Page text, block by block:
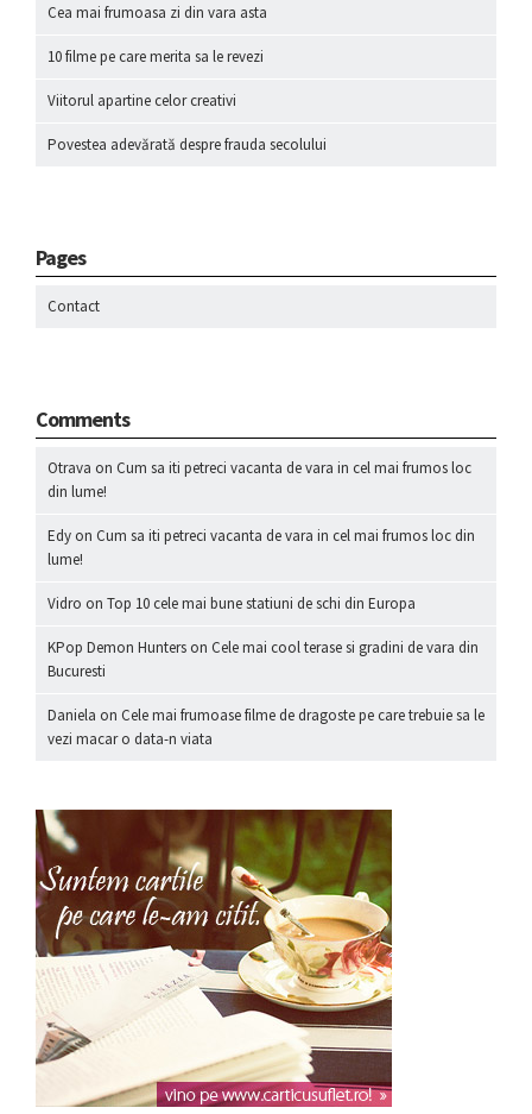
Cea mai frumoasa zi din vara asta
10 filme pe care merita sa le revezi
Viitorul apartine celor creativi
Povestea adevărată despre frauda secolului
Pages
Contact
Comments
Otrava on Cum sa iti petreci vacanta de vara in cel mai frumos loc
din lume!
Edy on Cum sa iti petreci vacanta de vara in cel mai frumos loc din
lume!
Vidro on Top 10 cele mai bune statiuni de schi din Europa
KPop Demon Hunters on Cele mai cool terase si gradini de vara din
Bucuresti
Daniela on Cele mai frumoase filme de dragoste pe care trebuie sa le
vezi macar o data-n viata